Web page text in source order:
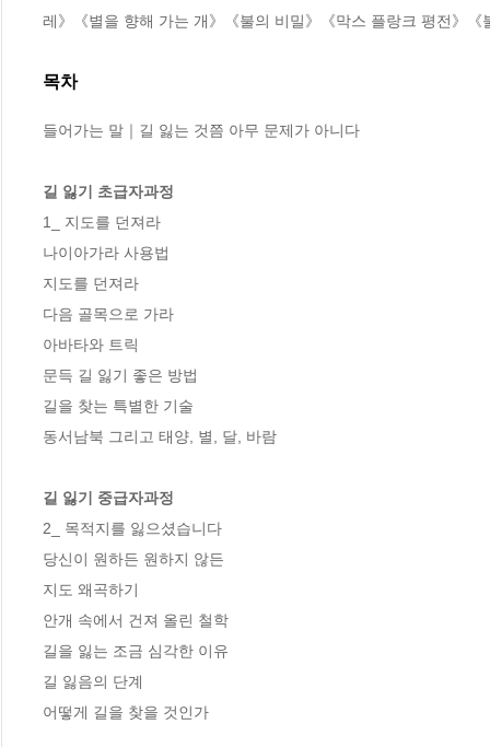
레》《별을 향해 가는 개》《불의 비밀》《막스 플랑크 평전》《
목차
들어가는 말｜길 잃는 것쯤 아무 문제가 아니다
길 잃기 초급자과정
1_ 지도를 던져라
나이아가라 사용법
지도를 던져라
다음 골목으로 가라
아바타와 트릭
문득 길 잃기 좋은 방법
길을 찾는 특별한 기술
동서남북 그리고 태양, 별, 달, 바람
길 잃기 중급자과정
2_ 목적지를 잃으셨습니다
당신이 원하든 원하지 않든
지도 왜곡하기
안개 속에서 건져 올린 철학
길을 잃는 조금 심각한 이유
길 잃음의 단계
어떻게 길을 찾을 것인가